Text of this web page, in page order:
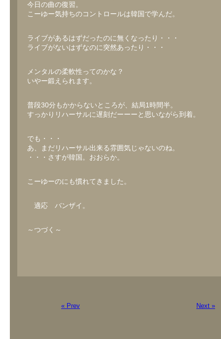
今日の曲の復習。
こーゆー気持ちのコントロールは韓国で学んだ。
ライブがあるはずだったのに無くなったり・・・
ライブがないはずなのに突然あったり・・・
メンタルの柔軟性ってのかな？
いやー鍛えられます。
普段30分もかからないところが、結局1時間半。
すっかりリハーサルに遅刻だーーーと思いながら到着。
でも・・・
あ、まだリハーサル出来る雰囲気じゃないのね。
・・・さすが韓国。おおらか。
こーゆーのにも慣れてきました。
適応 バンザイ。
～つづく～
« Prev Next »